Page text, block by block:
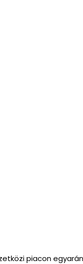
piacon